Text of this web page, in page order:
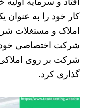
افتاد و سرمایه
کار خود را به
املاک و مستغلات
شرکت اختصاصی خود
شرکت بر روی
گذاری کرد.